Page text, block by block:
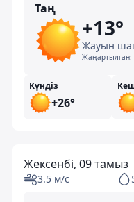
Таң
+13°
Жауын
Жаңартылған:
Күндіз
+26°
Жексенбі, 09 тамыз
3.5 м/с